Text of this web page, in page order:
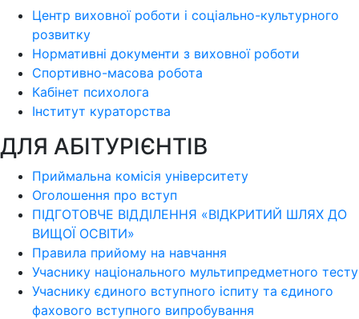
Центр виховної роботи і соціально-культурного
розвитку
Нормативні документи з виховної роботи
Спортивно-масова робота
Кабінет психолога
Інститут кураторства
ДЛЯ АБІТУРІЄНТІВ
Приймальна комісія університету
Оголошення про вступ
ПІДГОТОВЧЕ ВІДДІЛЕННЯ «ВІДКРИТИЙ ШЛЯХ ДО
ВИЩОЇ ОСВІТИ»
Правила прийому на навчання
Учаснику національного мультипредметного тесту
Учаснику єдиного вступного іспиту та єдиного
фахового вступного випробування